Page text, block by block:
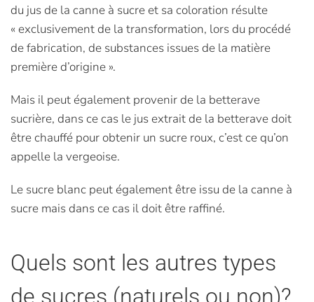
du jus de la canne à sucre et sa coloration résulte
« exclusivement de la transformation, lors du procédé
de fabrication, de substances issues de la matière
première d’origine ».
Mais il peut également provenir de la betterave
sucrière, dans ce cas le jus extrait de la betterave doit
être chauffé pour obtenir un sucre roux, c’est ce qu’on
appelle la vergeoise.
Le sucre blanc peut également être issu de la canne à
sucre mais dans ce cas il doit être raffiné.
Quels sont les autres types
de sucres (naturels ou non)?